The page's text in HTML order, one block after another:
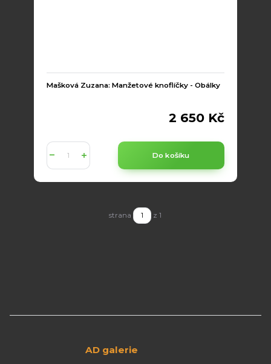
Mašková Zuzana: Manžetové knoflíčky - Obálky
2 650 Kč
Do košíku
strana z 1
AD galerie